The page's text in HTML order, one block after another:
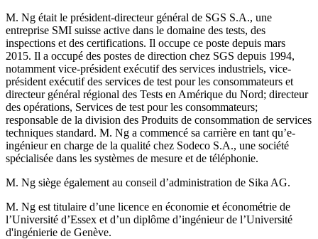
M. Ng était le président-directeur général de SGS S.A., une
entreprise SMI suisse active dans le domaine des tests, des
inspections et des certifications. Il occupe ce poste depuis mars
2015. Il a occupé des postes de direction chez SGS depuis 1994,
notamment vice-président exécutif des services industriels, vice-
président exécutif des services de test pour les consommateurs et
directeur général régional des Tests en Amérique du Nord; directeur
des opérations, Services de test pour les consommateurs;
responsable de la division des Produits de consommation de services
techniques standard. M. Ng a commencé sa carrière en tant qu’e-
ingénieur en charge de la qualité chez Sodeco S.A., une société
spécialisée dans les systèmes de mesure et de téléphonie.
M. Ng siège également au conseil d’administration de Sika AG.
M. Ng est titulaire d’une licence en économie et économétrie de
l’Université d’Essex et d’un diplôme d’ingénieur de l’Université
d'ingénierie de Genève.